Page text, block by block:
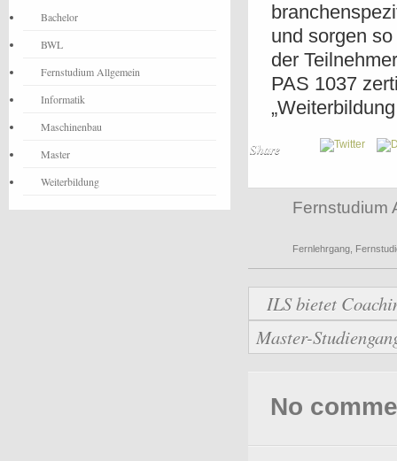
und sorgen
der
PAS 1037
Share
Fernstudium
Fernlehrgang
ILS bietet
Master-
No
Bachelor
BWL
Fernstudium Allgemein
Informatik
Maschinenbau
Master
Weiterbildung